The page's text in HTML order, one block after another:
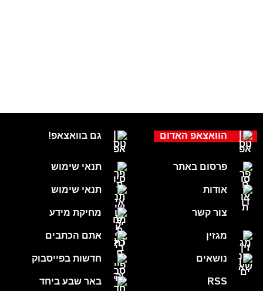
גם בוואצאפ!
תנאי שימוש
תנאי שימוש
מחיקת מידע
אתם הכתבים
חדשות בפייסבוק
באר שבע ביחד
הוואצאפ האדום
פרסום באתר
אודות
צור קשר
מגזין
נושאים
RSS